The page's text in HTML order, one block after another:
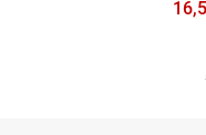
トヨ